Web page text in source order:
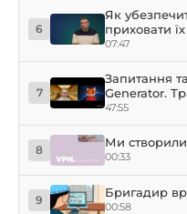
6
Як
приховати
07:47
7
Запитання
Generator.
47:55
8 Ми
00:33
9 Бригадир
00:58